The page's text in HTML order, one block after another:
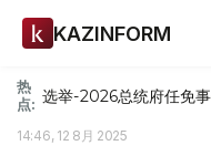
KAZINFORM
热
点: 选举-2026总统府任免
14:46, 12 8月 2025